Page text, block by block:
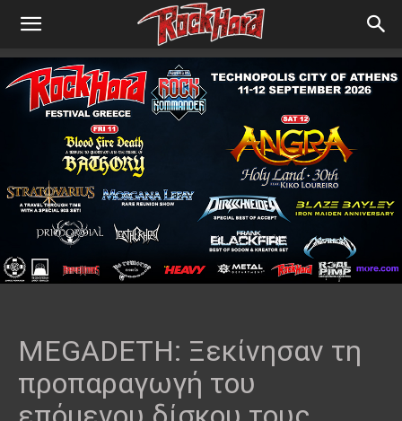
MEGADETH: Ξεκίνησαν τη
προπαραγωγή του